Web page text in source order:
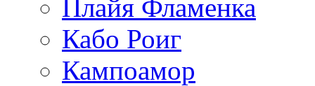
Плайя Фламенка
Кабо Роиг
Кампоамор